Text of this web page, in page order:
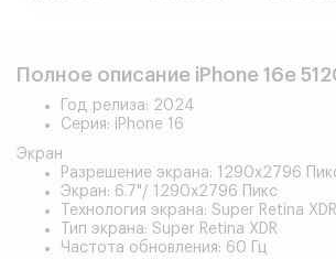
Полное описание iPhone 16e
Год релиза: 2024
Серия: iPhone 16
Экран
Разрешение экрана: 1290x2796
Экран: 6.7"/ 1290x2796 Пикс
Технология экрана: Super Retina XDR
Тип экрана: Super Retina XDR
Частота обновления: 60 Гц